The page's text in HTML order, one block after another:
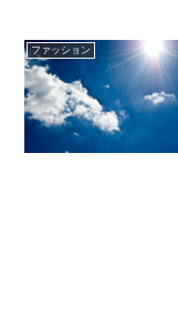
ファッション